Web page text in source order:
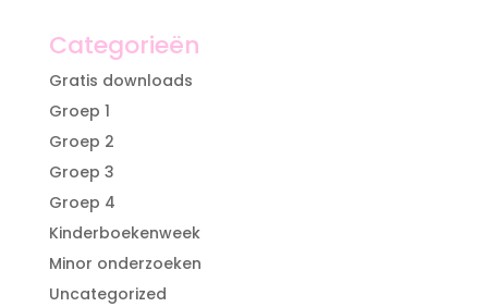
Categorieën
Gratis downloads
Groep 1
Groep 2
Groep 3
Groep 4
Kinderboekenweek
Minor onderzoeken
Uncategorized